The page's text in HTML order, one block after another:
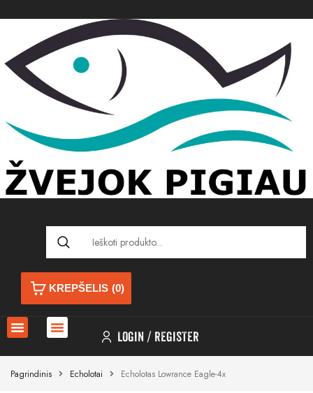
KREPŠELIS (0)
LOGIN REGISTER
Pagrindinis Echolotai Echolotas Lowrance Eagle-4x